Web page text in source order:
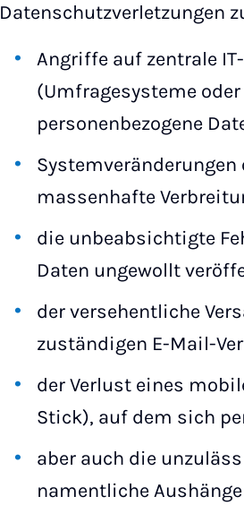
Datenschutzverletzungen
Angriffe auf zentrale IT-
(Umfragesysteme
personenbezogene
massenhafte
die unbeabsichtigte
Daten ungewollt
der versehentliche
zuständigen E-Mail-
der Verlust eines
Stick), auf dem sich
aber auch die
namentliche